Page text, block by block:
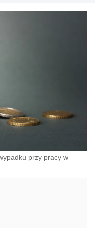
przy pracy w